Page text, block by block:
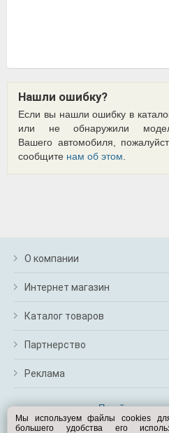
Нашли ошибку?
Если вы нашли ошибку в
или не обнаружили
Вашего автомобиля,
сообщите нам об этом
О компании
Интернет магазин
Каталог товаров
Партнерство
Реклама
Перейти на
Мы используем файлы cookies
большего удобства его